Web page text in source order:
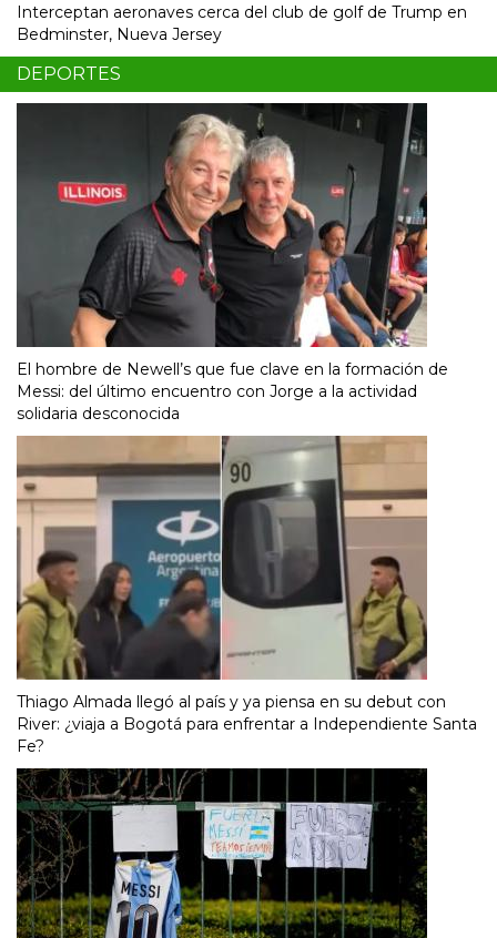
Interceptan aeronaves cerca del club de golf de Trump en
Bedminster, Nueva Jersey
DEPORTES
El hombre de Newell’s que fue clave en la formación de
Messi: del último encuentro con Jorge a la actividad
solidaria desconocida
Thiago Almada llegó al país y ya piensa en su debut con
River: ¿viaja a Bogotá para enfrentar a Independiente Santa
Fe?